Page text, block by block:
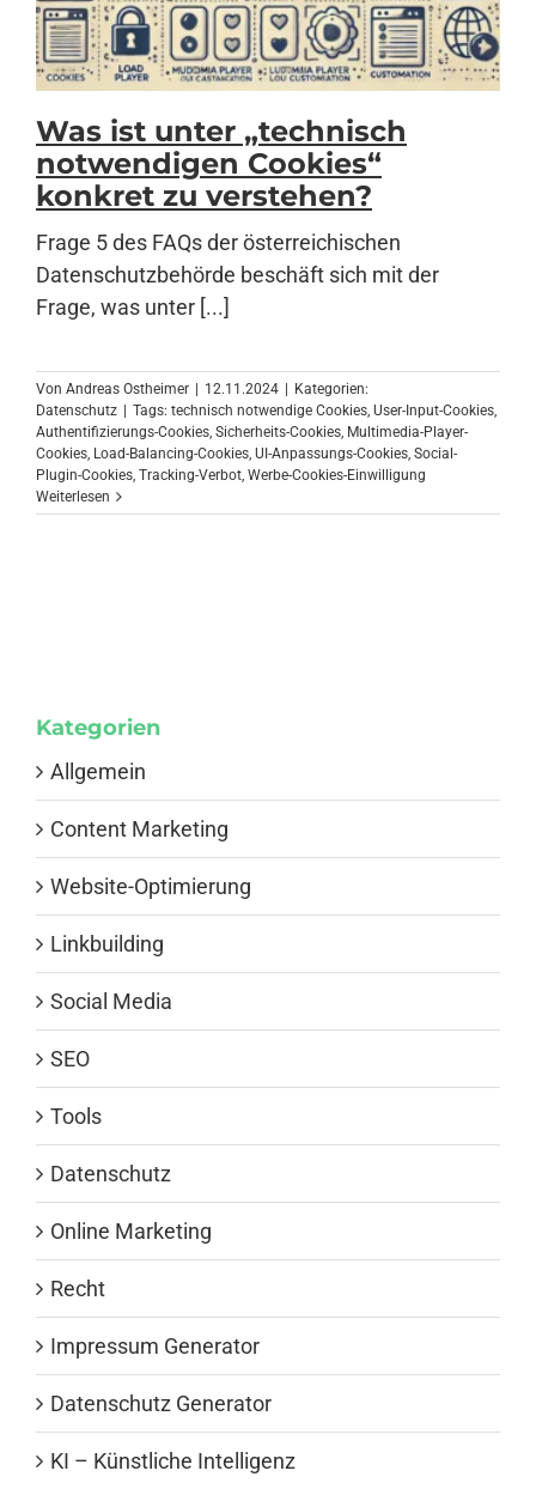
Was ist unter „technisch
notwendigen Cookies“
konkret zu verstehen?
Frage 5 des FAQs der österreichischen
Datenschutzbehörde beschäft sich mit der
Frage, was unter [...]
Von Andreas Ostheimer | 12.11.2024 | Kategorien:
Datenschutz | Tags: technisch notwendige Cookies, User-Input-Cookies,
Authentifizierungs-Cookies, Sicherheits-Cookies, Multimedia-Player-
Cookies, Load-Balancing-Cookies, UI-Anpassungs-Cookies, Social-
Plugin-Cookies, Tracking-Verbot, Werbe-Cookies-Einwilligung
Weiterlesen
Kategorien
Allgemein
Content Marketing
Website-Optimierung
Linkbuilding
Social Media
SEO
Tools
Datenschutz
Online Marketing
Recht
Impressum Generator
Datenschutz Generator
KI – Künstliche Intelligenz